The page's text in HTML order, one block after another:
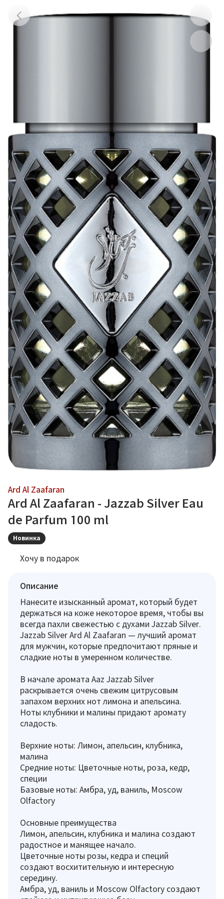
Ard Al Zaafaran
Ard Al Zaafaran - Jazzab Silver Eau
de Parfum 100 ml
Новинка
Хочу в подарок
Описание
Нанесите изысканный аромат, который будет
держаться на коже некоторое время, чтобы вы
всегда пахли свежестью с духами Jazzab Silver.
Jazzab Silver Ard Al Zaafaran — лучший аромат
для мужчин, которые предпочитают пряные и
сладкие ноты в умеренном количестве.
В начале аромата Aaz Jazzab Silver
раскрывается очень свежим цитрусовым
запахом верхних нот лимона и апельсина.
Ноты клубники и малины придают аромату
сладость.
Верхние ноты: Лимон, апельсин, клубника,
малина
Средние ноты: Цветочные ноты, роза, кедр,
специи
Базовые ноты: Амбра, уд, ваниль, Moscow
Olfactory
Основные преимущества
Лимон, апельсин, клубника и малина создают
радостное и манящее начало.
Цветочные ноты розы, кедра и специй
создают восхитительную и интересную
середину.
Амбра, уд, ваниль и Moscow Olfactory создают